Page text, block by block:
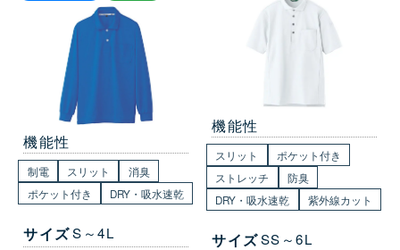
機能性
制電 スリット
消臭
ポケット付き
DRY・吸水速乾
サイズS～4L
機能性
スリット
ポケット付き
ストレッチ
防臭
DRY・吸水速乾
紫外線カット
サイズSS～6L